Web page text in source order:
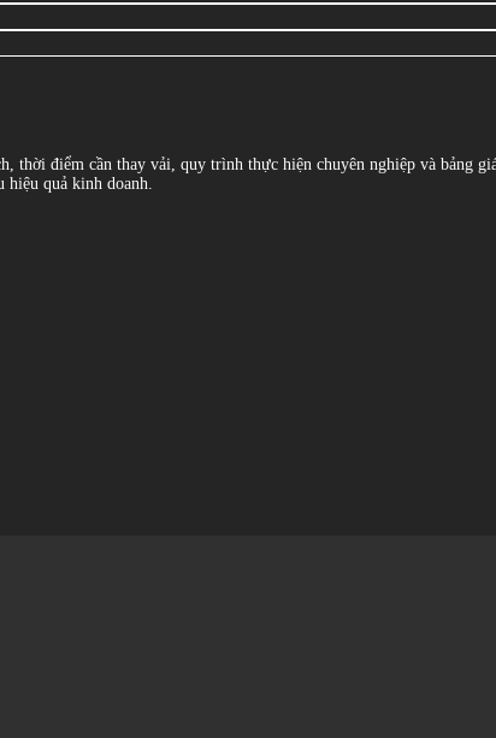
thời điểm cần thay vải, quy trình thực hiện chuyên nghiệp và bảng
quả kinh doanh.